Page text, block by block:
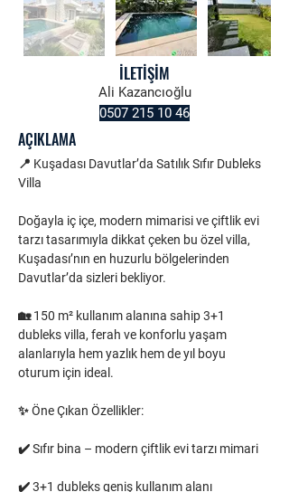
Ali Kazancıoğlu
0507 215 10 46
AÇIKLAMA
📍 Kuşadası Davutlar’da Satılık Sıfır Dubleks
Villa
Doğayla iç içe, modern mimarisi ve çiftlik evi
tarzı tasarımıyla dikkat çeken bu özel villa,
Kuşadası’nın en huzurlu bölgelerinden
Davutlar’da sizleri bekliyor.
🏡 150 m² kullanım alanına sahip 3+1
dubleks villa, ferah ve konforlu yaşam
alanlarıyla hem yazlık hem de yıl boyu
oturum için ideal.
✨ Öne Çıkan Özellikler:
✔️ Sıfır bina – modern çiftlik evi tarzı mimari
✔️ 3+1 dubleks geniş kullanım alanı
İLETİŞİM